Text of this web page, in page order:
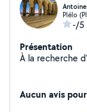
Antoine
Plélo
-/5
Présentation
À la recherche
Aucun avis